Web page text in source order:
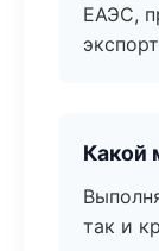
ЕАЭС,
Какой
так и